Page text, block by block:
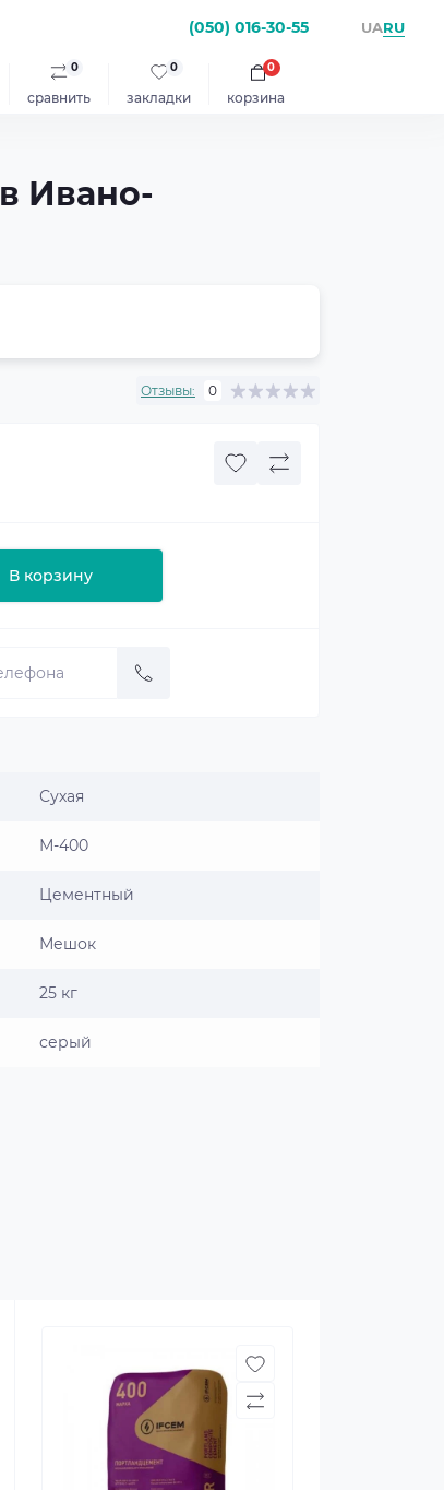
(050) 016-30-55 UARU
сравнить
0
закладки
0
корзина
0
Ивано-
Отзывы: 0
В корзину
Сухая
М-400
Цементный
Мешок
25 кг
серый